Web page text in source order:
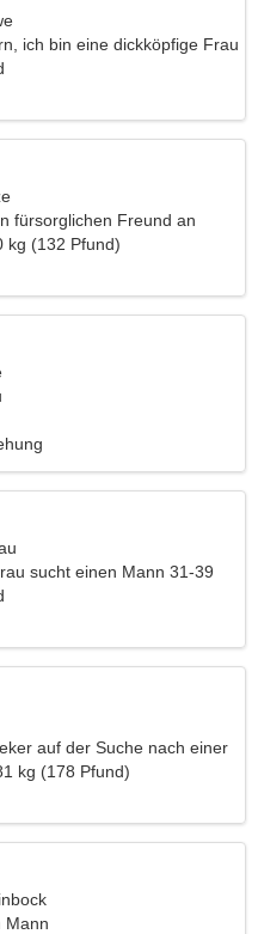
ich bin eine dickköpfige Frau
fürsorglichen Freund an
kg (132 Pfund)
sucht einen Mann 31-39
auf der Suche nach einer
kg (178 Pfund)
Mann